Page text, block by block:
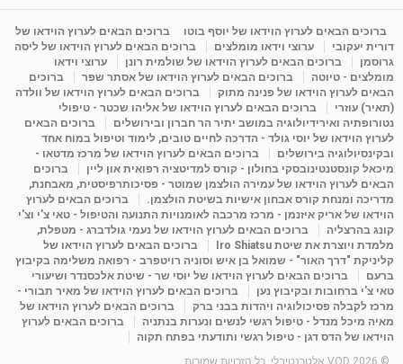
09:12
מדיטציה בדמיון מודרך - היכרות עם האני הפנימי
מאת admin 11 שנים 3,648 צפיות
פנינה מתוק - מרכז "נתיב הלב" בהרצליה-
מדיטציה-התחדשות
Shahar-vod
ברוכים הבאים לערוץ הוידאו של יוסף בוטו
ברוכים הבאים לערוץ הוידאו של
דורית יעקובי
ערוצי וידאו מומלצים
ברוכים הבאים לערוץ הוידאו של ליסה
גרוסמן
ברוכים הבאים לערוץ הוידאו של שולמית רונן
ערוצי וידאו
מומלצים - טיוטה
ברוכים הבאים לערוץ הוידאו של אסתר שפר
ברוכים
הבאים לערוץ הוידאו של פנינה מתוק
ברוכים הבאים לערוץ הוידאו של וולדה
(תאיר) עוזרי
ברוכים הבאים לערוץ הוידאו של אליהו שכטר - טיפולי
נטורופתיה ואירידיולוגיה במושב יתיר הר חברון ובירושלים
ברוכים הבאים
לערוץ הוידאו של יוסי גולד - הדרכה לחיים טובים, לימוד וטיפול במוח אחד
ובקינסיולוגיה בירושלים
ברוכים הבאים לערוץ הוידאו של מרכז מדטאו -
מיכאל קונסטנטינובסקי בחולון - קורס למדיטציה רפואית און ליין
ברוכים
הבאים לערוץ הוידאו של עמירה הולצמן שמוטר - פסיכותרפיסטית, מאבחנת,
מדריכה ומנחת קורס אבחון אישיות בשיטת הולצמן.
ברוכים הבאים לערוץ
הוידאו של אריק איזנמן - מרכז מרכבה לאומנויות התנועה והטיפול - טאי צ'י וצ'י
קונג בהרצליה
ברוכים הבאים לערוץ הוידאו של נעמי גולדברג - מטפלת,
מלמדת ויוצרת את שיטת Iro Shiatsu
ברוכים הבאים לערוץ הוידאו של
קליניקת "דרך האור" - שמואל בן איש וסוניה רויטפרב - רפואה משלימה בקיבוץ
ברעם
ברוכים הבאים לערוץ הוידאו של יוסי שר - שיטת אלכסנדר ושיעורי
טאי צ'י ברחובות ובקיבוץ נען
ברוכים הבאים לערוץ הוידאו של מאיר תבורי -
מרכז לקבלה פסיכולוגיה ויהדות בבני ברק
ברוכים הבאים לערוץ הוידאו של
מאיה מיכל מנדל - טיפול רגשי לנשים ונערות בנתניה
ברוכים הבאים לערוץ
הוידאו של הדס דגן - טיפול רגשי ותודעתי בפתח תקוה
© 2026 VOD אלטרנטיבלי. כל הזכויות שמורות.